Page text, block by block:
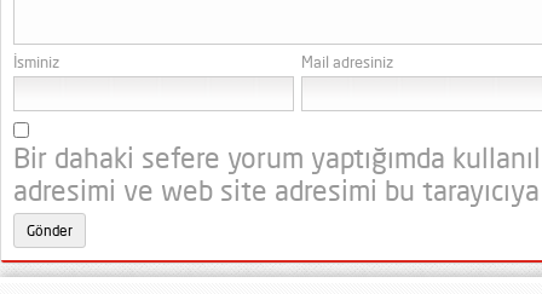
İsminiz Mail adresiniz
Bir dahaki sefere yorum yaptığımda
adresimi ve web site adresimi bu